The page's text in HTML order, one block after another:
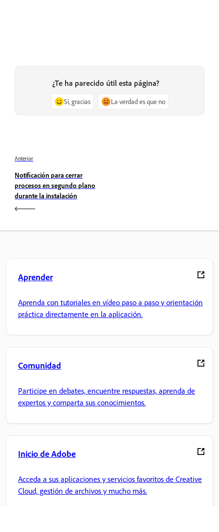
¿Te ha parecido útil esta página?
Sí, gracias La verdad es que no
Anterior
Notificación para cerrar
procesos en segundo plano
durante la instalación
Aprender
Aprenda con tutoriales en vídeo paso a paso y orientación
práctica directamente en la aplicación.
Comunidad
Participe en debates, encuentre respuestas, aprenda de
expertos y comparta sus conocimientos.
Inicio de Adobe
Acceda a sus aplicaciones y servicios favoritos de Creative
Cloud, gestión de archivos y mucho más.